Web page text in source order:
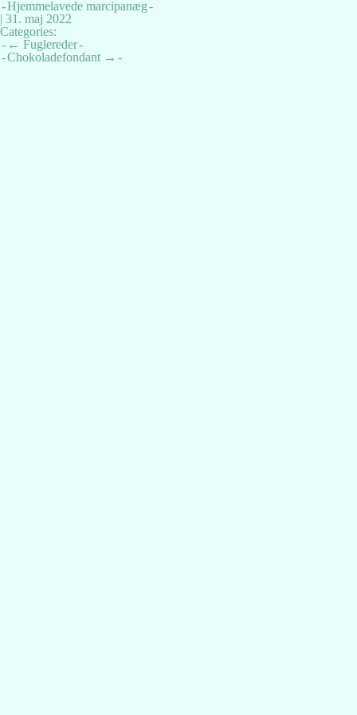
Hjemmelavede marcipanæg
| 31. maj 2022
Categories:
Indlægsnavigation
← Fuglereder
Chokoladefondant →